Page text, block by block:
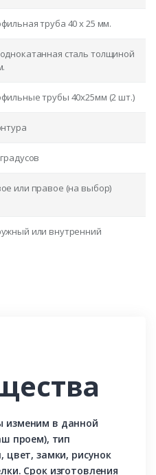
труба 40 х 25 мм.
сталь толщиной
трубы 40х25мм (2 шт.)
или правое (на выбор)
или внутренний
в данной
проем), тип
цвет, замки, рисунок
Срок изготовления